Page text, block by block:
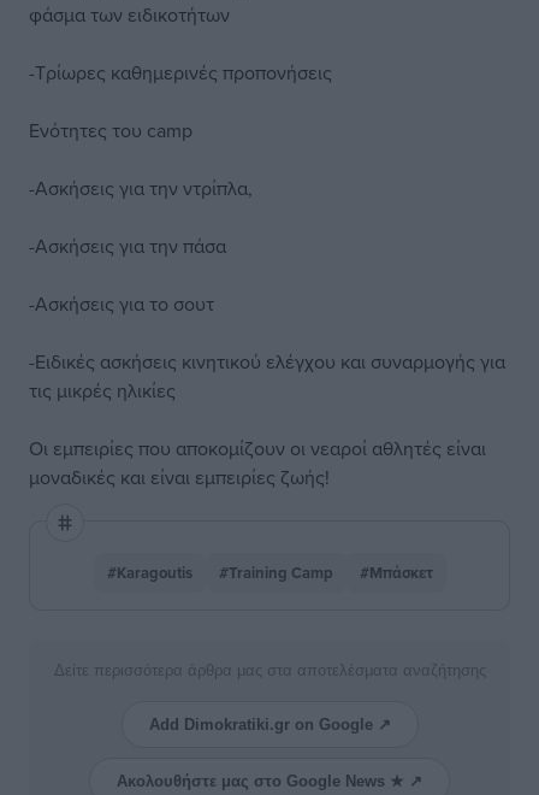
φάσμα των ειδικοτήτων
-Τρίωρες καθημερινές προπονήσεις
Ενότητες του camp
-Ασκήσεις για την ντρίπλα,
-Ασκήσεις για την πάσα
-Ασκήσεις για το σουτ
-Ειδικές ασκήσεις κινητικού ελέγχου και συναρμογής για
τις μικρές ηλικίες
Οι εμπειρίες που αποκομίζουν οι νεαροί αθλητές είναι
μοναδικές και είναι εμπειρίες ζωής!
#Karagoutis #Training Camp #Μπάσκετ
Δείτε περισσότερα άρθρα μας στα αποτελέσματα αναζήτησης
Add Dimokratiki.gr on Google ↗
Ακολουθήστε μας στο Google News ★ ↗